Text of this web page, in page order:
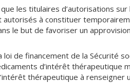
les titulaires d’autorisations
à constituer
le but de favoriser un
loi de financement de la Sécurité
d’intérêt thérapeutique
thérapeutique à renseigner